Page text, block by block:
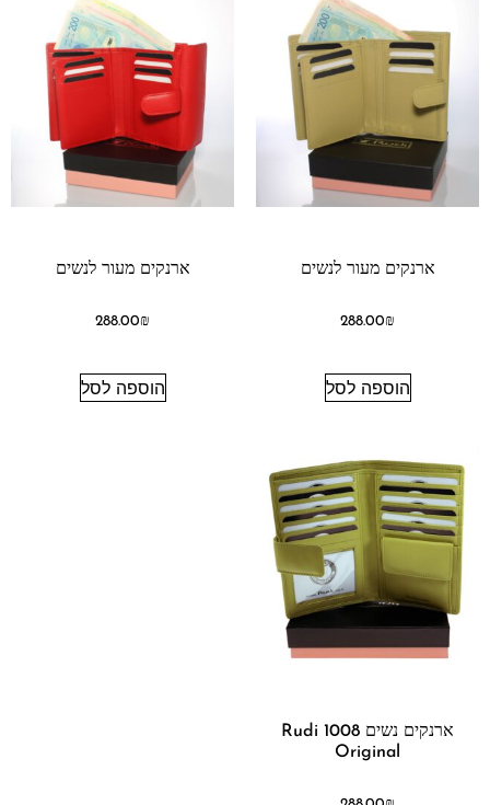
ארנקים מעור לנשים
288.00₪
הוספה לסל
ארנקים מעור לנשים
288.00₪
הוספה לסל
ארנקים נשים 1008 Rudi
Original